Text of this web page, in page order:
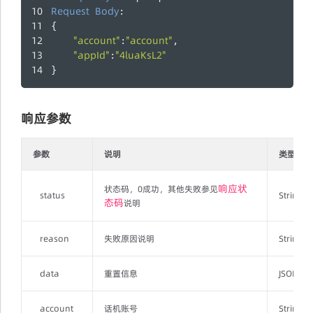
Request Body:
{
"account" : "account" ,
"appId" : "4luaKsL2"
}
响应参数
参数 说明 类型
status
状态码，0成功，其他失败参见响应状
态码说明
String
reason 失败原因说明 String
data 重置信息
account 话机账号 String